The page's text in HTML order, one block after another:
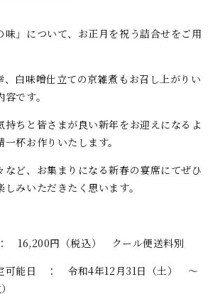
味」について、お正月を祝う詰合せをご用
、白味噌仕立ての京雑煮もお召し上がりい
です。
持ちと皆さまが良い新年をお迎えになるよ
杯お作りいたします。
など、お集まりになる新春の宴席にてぜひ
みいただきたく思います。
円（税込） クール便送料別
能日 ： 令和4年12月31日（土） ～